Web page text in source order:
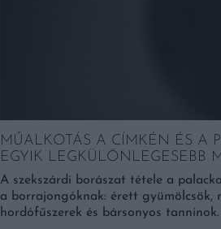
MŰALKOTÁS A CÍMKÉN ÉS A
EGYIK LEGKÜLÖNLEGESEBB
A szekszárdi borászat tétele a
a borrajongóknak: érett gyümölcsök,
hordófűszerek és bársonyos tanninok.